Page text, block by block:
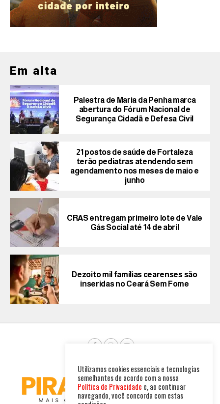
Em alta
Palestra de Maria da Penha marca
abertura do Fórum Nacional de
Segurança Cidadã e Defesa Civil
21 postos de saúde de Fortaleza
terão pediatras atendendo sem
agendamento nos meses de maio e
junho
CRAS entregam primeiro lote de Vale
Gás Social até 14 de abril
Dezoito mil famílias cearenses são
inseridas no Ceará Sem Fome
Utilizamos cookies essenciais e tecnologias
semelhantes de acordo com a nossa
Política de Privacidade e, ao continuar
navegando, você concorda com estas